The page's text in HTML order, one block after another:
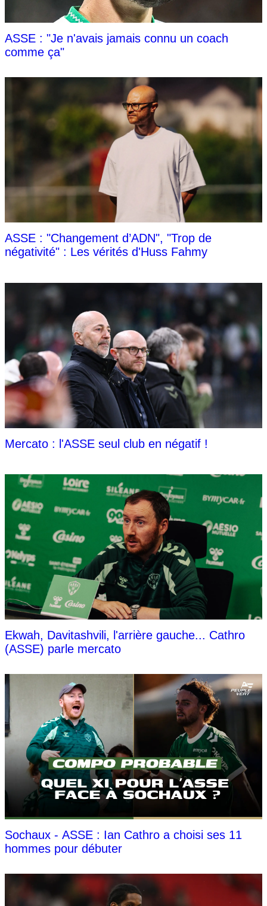
ASSE : "Je n'avais jamais connu un coach
comme ça"
ASSE : "Changement d’ADN", "Trop de
négativité" : Les vérités d'Huss Fahmy
Mercato : l'ASSE seul club en négatif !
Ekwah, Davitashvili, l'arrière gauche... Cathro
(ASSE) parle mercato
Sochaux - ASSE : Ian Cathro a choisi ses 11
hommes pour débuter